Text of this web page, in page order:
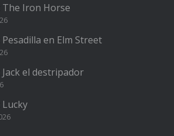
The Iron Horse
en Elm Street
Jack el destripador
Lucky